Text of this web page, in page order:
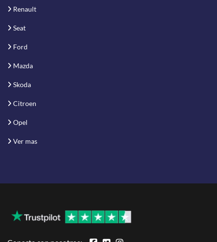
Renault
Seat
Ford
Mazda
Skoda
Citroen
Opel
Ver mas